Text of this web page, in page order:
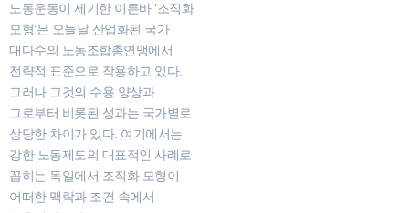
노동운동이 제기한 이른바 ‘조직화
모형’은 오늘날 산업화된 국가
대다수의 노동조합총연맹에서
전략적 표준으로 작용하고 있다.
그러나 그것의 수용 양상과
그로부터 비롯된 성과는 국가별로
상당한 차이가 있다. 여기에서는
강한 노동제도의 대표적인 사례로
꼽히는 독일에서 조직화 모형이
어떠한 맥락과 조건 속에서